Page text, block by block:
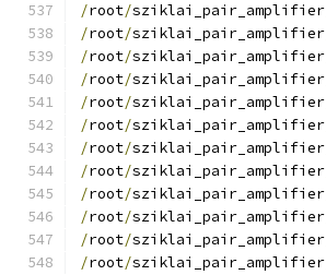
/root/sziklai_pair_amplifier
/root/sziklai_pair_amplifier
/root/sziklai_pair_amplifier
/root/sziklai_pair_amplifier
/root/sziklai_pair_amplifier
/root/sziklai_pair_amplifier
/root/sziklai_pair_amplifier
/root/sziklai_pair_amplifier
/root/sziklai_pair_amplifier
/root/sziklai_pair_amplifier
/root/sziklai_pair_amplifier
/root/sziklai_pair_amplifier